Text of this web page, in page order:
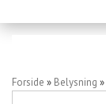
Forside » Belysning »